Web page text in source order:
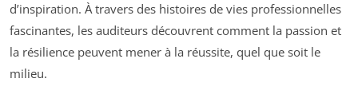
d’inspiration. À travers des histoires de vies professionnelles
fascinantes, les auditeurs découvrent comment la passion et
la résilience peuvent mener à la réussite, quel que soit le
milieu.